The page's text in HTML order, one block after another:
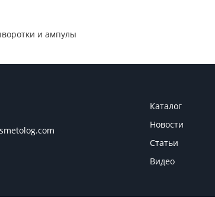
и ампулы
Каталог
Новости
Статьи
Видео